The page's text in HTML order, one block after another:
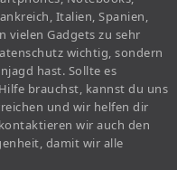
Italien, Spanien,
vielen Gadgets zu sehr
wichtig, sondern
hast. Sollte es
brauchst, kannst du uns
und wir helfen dir
wir auch den
damit wir alle